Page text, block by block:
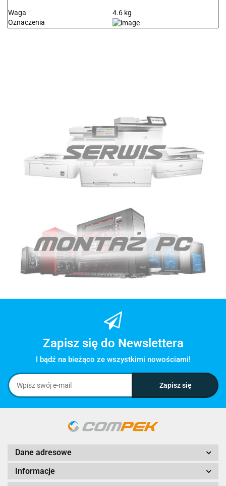
Waga
4.6 kg
Oznaczenia
Zapisz się do Newslettera
I bądź na bieżąco ze wszystkimi nowościami!
Dane adresowe
Informacje